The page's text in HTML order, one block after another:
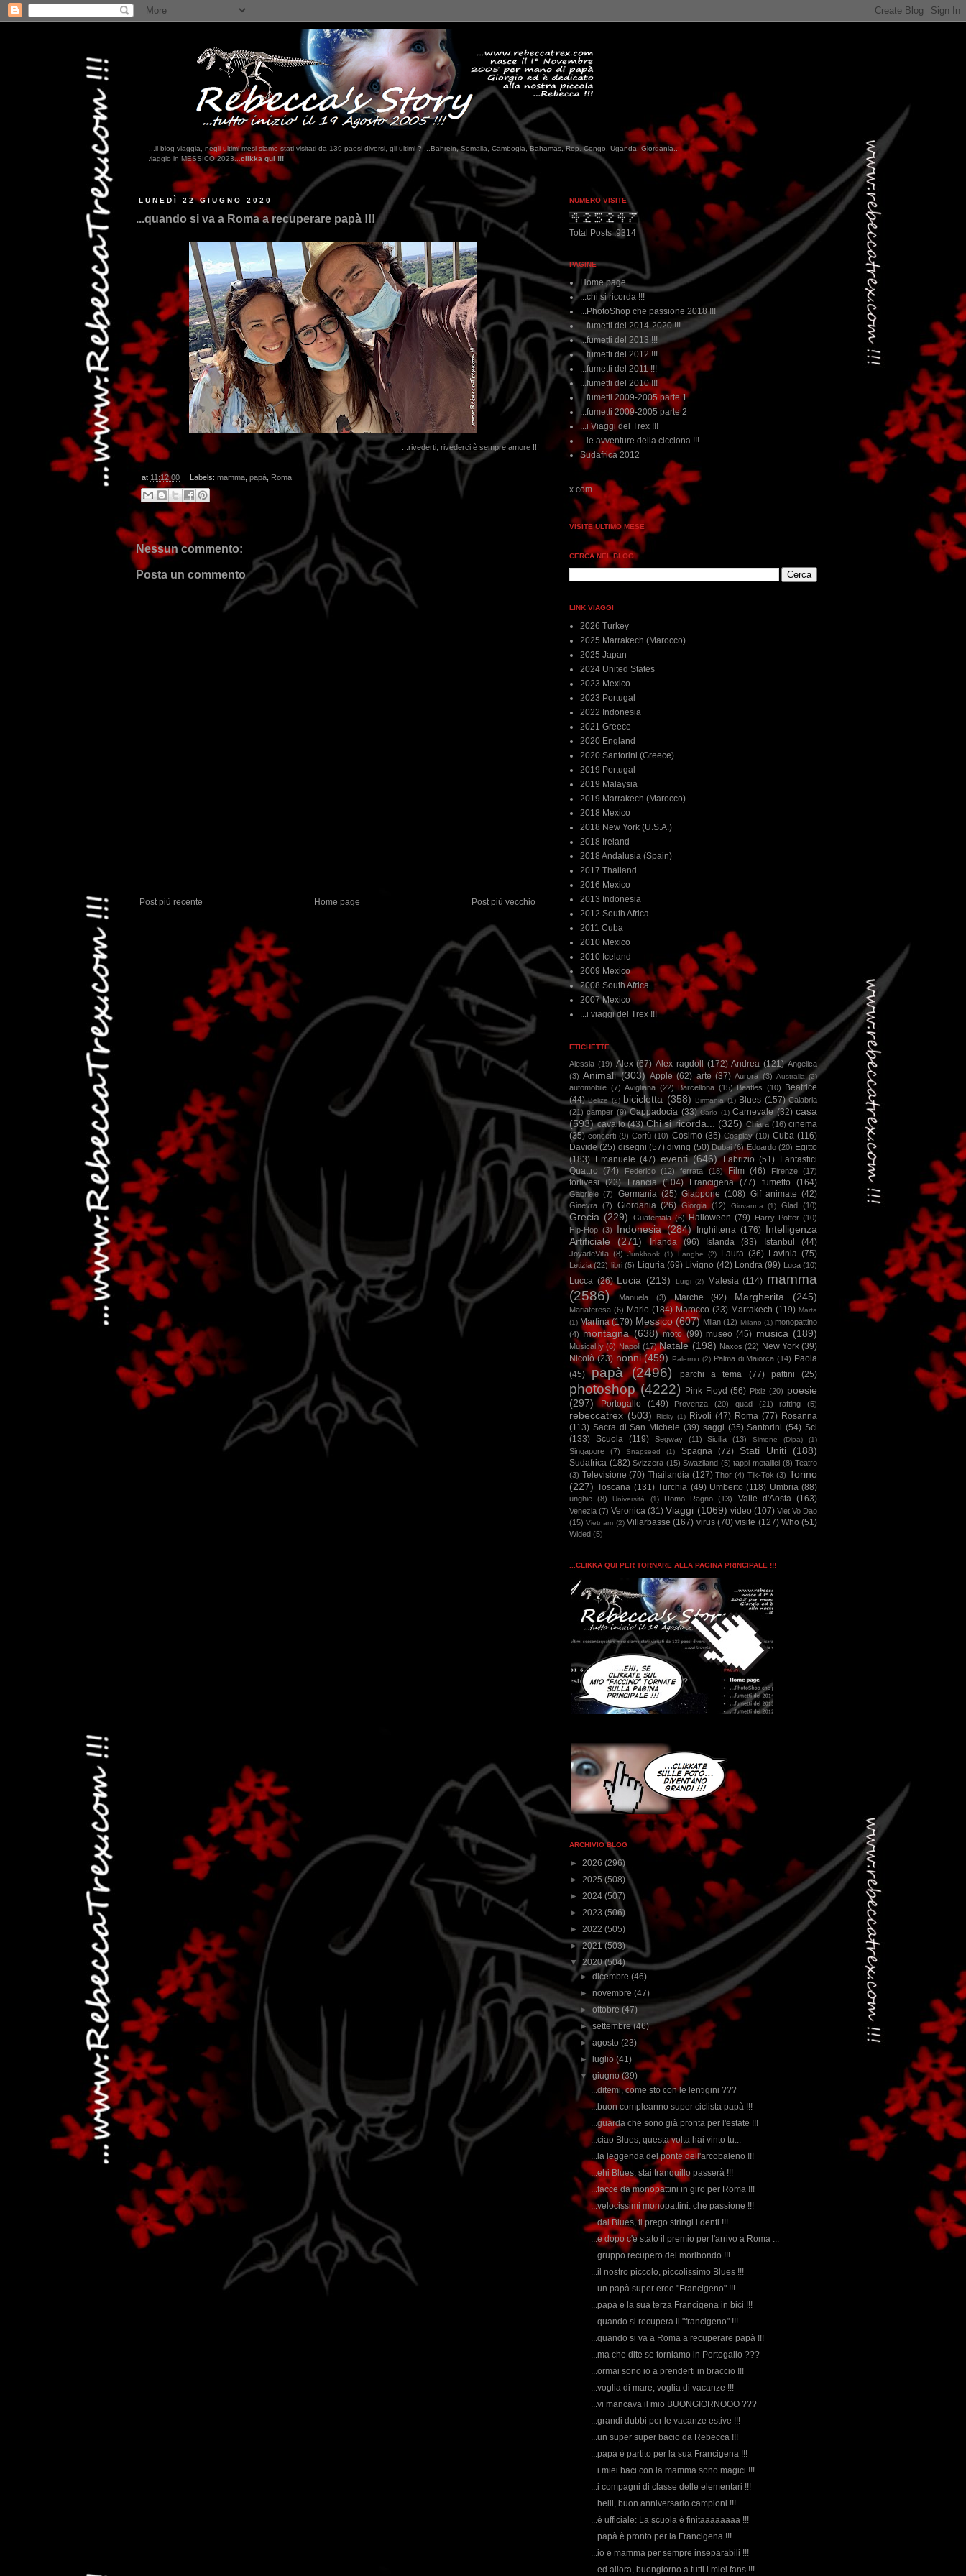
...il blog viaggia, negli ultimi mesi siamo stati visitati da 139 paesi diversi, gli ultimi ? ...Bahrein, Somalia, Cambogia, Bahamas, Rep. Congo, Uganda, Giordania...
il nostro viaggio in MESSICO 2023...
clikka qui !!!
LUNEDÌ 22 GIUGNO 2020
...quando si va a Roma a recuperare papà !!!
...rivederti, rivederci è sempre amore !!!
at 11:12:00 Labels: mamma, papà, Roma
Nessun commento:
Posta un commento
Post più recente Post più vecchio
Home page
NUMERO VISITE
Total Posts :9314
PAGINE
Home page
...chi si ricorda !!!
...PhotoShop che passione 2018 !!!
...fumetti del 2014-2020 !!!
...fumetti del 2013 !!!
...fumetti del 2012 !!!
...fumetti del 2011 !!!
...fumetti del 2010 !!!
...fumetti 2009-2005 parte 1
...fumetti 2009-2005 parte 2
...i Viaggi del Trex !!!
...le avventure della cicciona !!!
Sudafrica 2012
...dai non perdere tempo, clikka "qui", c'è il meglio del
VISITE ULTIMO MESE
CERCA NEL BLOG
LINK VIAGGI
2026 Turkey
2025 Marrakech (Marocco)
2025 Japan
2024 United States
2023 Mexico
2023 Portugal
2022 Indonesia
2021 Greece
2020 England
2020 Santorini (Greece)
2019 Portugal
2019 Malaysia
2019 Marrakech (Marocco)
2018 Mexico
2018 New York (U.S.A.)
2018 Ireland
2018 Andalusia (Spain)
2017 Thailand
2016 Mexico
2013 Indonesia
2012 South Africa
2011 Cuba
2010 Mexico
2010 Iceland
2009 Mexico
2008 South Africa
2007 Mexico
...i viaggi del Trex !!!
ETICHETTE
Alessia (19) Alex (67) Alex ragdoll (172) Andrea (121) Angelica
(3) Animali (303) Apple (62) arte (37) Aurora (3) Australia (2)
automobile (7) Avigliana (22) Barcellona (15) Beatles (10)
Beatrice
(44) Belize (2) bicicletta (358) Birmania (1) Blues (157) Calabria
(21) camper (9) Cappadocia (33) Carlo (1) Carnevale (32) casa
(593) cavallo (43) Chi si ricorda... (325) Chiara (16) cinema
(35) concerti (9) Corfù (10) Cosimo (35) Cosplay (10) Cuba (116)
Davide (25) disegni (57) diving (50) Dubai (6) Edoardo (20) Egitto
(183)
Emanuele (47) eventi (646) Fabrizio (51)
Fantastici
Quattro (74) Federico (12) ferrata (18) Film (46) Firenze (17)
forlivesi (23) Francia (104) Francigena (77) fumetto (164)
Gabriele (7) Germania (25) Giappone (108) Gif animate (42)
Ginevra (7) Giordania (26) Giorgia (12) Giovanna (1) Glad (10)
Grecia (229) Guatemala (6) Halloween (79) Harry Potter (10)
Hip-Hop (3) Indonesia (284) Inghilterra (176) Intelligenza
Artificiale
(271) Irlanda (96) Islanda (83) Istanbul (44)
JoyadeVilla (8) Junkbook (1) Langhe (2) Laura (36) Lavinia (75)
Letizia (22) libri (5) Liguria (69) Livigno (42) Londra (99) Luca (10)
Lucca (26) Lucia (213) Luigi (2) Malesia (114) mamma
(2586)
Manuela (3) Marche (92) Margherita (245)
Mariateresa (6) Mario (184) Marocco (23) Marrakech (119) Marta
(1) Martina (179) Messico (607) Milan (12) Milano (1) monopattino
(4) montagna (638) moto (99) museo (45) musica (189)
Musical.ly (6) Napoli (17) Natale (198) Naxos (22) New York (39)
Nicolò (23) nonni (459) Palermo (2) Palma di Maiorca (14) Paola
(45)
papà (2496) parchi a tema (77) pattini (25)
photoshop (4222) Pink Floyd (56) Pixiz (20) poesie
(297)
Portogallo (149) Provenza (20) quad (21) rafting (5)
rebeccatrex (503) Ricky (1) Rivoli (47) Roma (77) Rosanna
(113) Sacra di San Michele (39) saggi (35) Santorini (54) Sci
(133) Scuola (119) Segway (11) Sicilia (13) Simone (Dipa) (1)
Singapore (7) Snapseed (1) Spagna (72) Stati Uniti (188)
Sudafrica (182) Svizzera (15) Swaziland (5) tappi metallici (8) Teatro
(3) Televisione (70) Thailandia (127) Thor (4) Tik-Tok (3) Torino
(227) Toscana (131) Turchia (49) Umberto (118) Umbria (88)
unghie (8) Università (1) Uomo Ragno (13) Valle d'Aosta (163)
Venezia (7) Veronica (31) Viaggi (1069) video (107) Viet Vo Dao
(15) Vietnam (2) Villarbasse (167) virus (70) visite (127) Who (51)
Wided (5)
...CLIKKA QUI PER TORNARE ALLA PAGINA PRINCIPALE !!!
ARCHIVIO BLOG
► 2026 (296)
► 2025 (508)
► 2024 (507)
► 2023 (506)
► 2022 (505)
►2021(503)
▼ 2020(504)
►dicembre(46)
►novembre(47)
►ottobre(47)
►settembre(46)
►agosto(23)
►
luglio(41)
▼giugno(39)
...ditemi, come sto con le lentigini ???
...buon compleanno super ciclista papà !!!
...guarda che sono già pronta per l'estate !!!
...ciao Blues, questa volta hai vinto tu...
...la leggenda del ponte dell'arcobaleno !!!
...ehi Blues, stai tranquillo passerà !!!
...facce da monopattini in giro per Roma !!!
...velocissimi monopattini: che passione !!!
...dai Blues, ti prego stringi i denti !!!
...e dopo c'è stato il premio per l'arrivo a Roma ...
...gruppo recupero del moribondo !!!
...il nostro piccolo, piccolissimo Blues !!!
...un papà super eroe "Francigeno" !!!
...papà e la sua terza Francigena in bici !!!
...quando si recupera il "francigeno" !!!
...quando si va a Roma a recuperare papà !!!
...ma che dite se torniamo in Portogallo ???
...ormai sono io a prenderti in braccio !!!
...voglia di mare, voglia di vacanze !!!
...vi mancava il mio BUONGIORNOOO ???
...grandi dubbi per le vacanze estive !!!
...un super super bacio da Rebecca !!!
...papà è partito per la sua Francigena !!!
...i miei baci con la mamma sono magici !!!
...i compagni di classe delle elementari !!!
...heiii, buon anniversario campioni !!!
...è ufficiale: La scuola è finitaaaaaaaa !!!
...papà è pronto per la Francigena !!!
...io e mamma per sempre inseparabili !!!
...ed allora, buongiorno a tutti i miei fans !!!